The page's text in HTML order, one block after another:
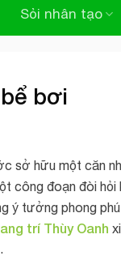
Sỏi nhân tạo
bơi
sở hữu một căn
công đoạn đòi
ý tưởng phong
trí Thùy Oanh